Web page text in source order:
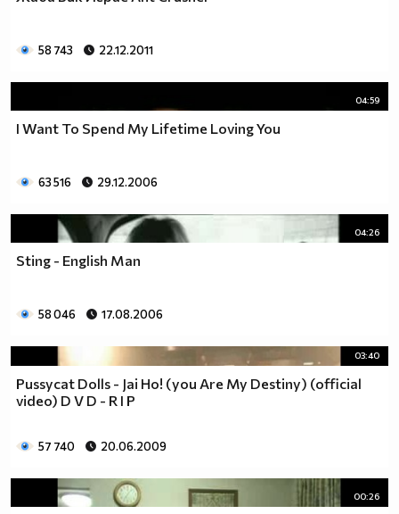
58 743 22.12.2011
04:59
I Want To Spend My Lifetime Loving You
63 516 29.12.2006
04:26
Sting - English Man
58 046 17.08.2006
03:40
Pussycat Dolls - Jai Ho! (you Are My Destiny) (official
video) D V D - R I P
57 740 20.06.2009
00:26